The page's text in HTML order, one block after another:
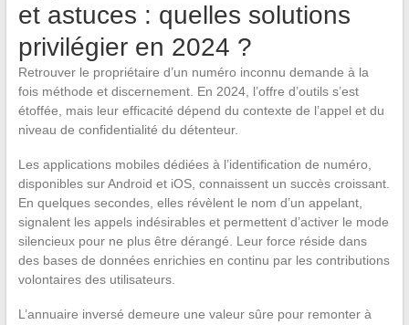
et astuces : quelles solutions
privilégier en 2024 ?
Retrouver le propriétaire d’un numéro inconnu demande à la
fois méthode et discernement. En 2024, l’offre d’outils s’est
étoffée, mais leur efficacité dépend du contexte de l’appel et du
niveau de confidentialité du détenteur.
Les applications mobiles dédiées à l’identification de numéro,
disponibles sur Android et iOS, connaissent un succès croissant.
En quelques secondes, elles révèlent le nom d’un appelant,
signalent les appels indésirables et permettent d’activer le mode
silencieux pour ne plus être dérangé. Leur force réside dans
des bases de données enrichies en continu par les contributions
volontaires des utilisateurs.
L’annuaire inversé demeure une valeur sûre pour remonter à